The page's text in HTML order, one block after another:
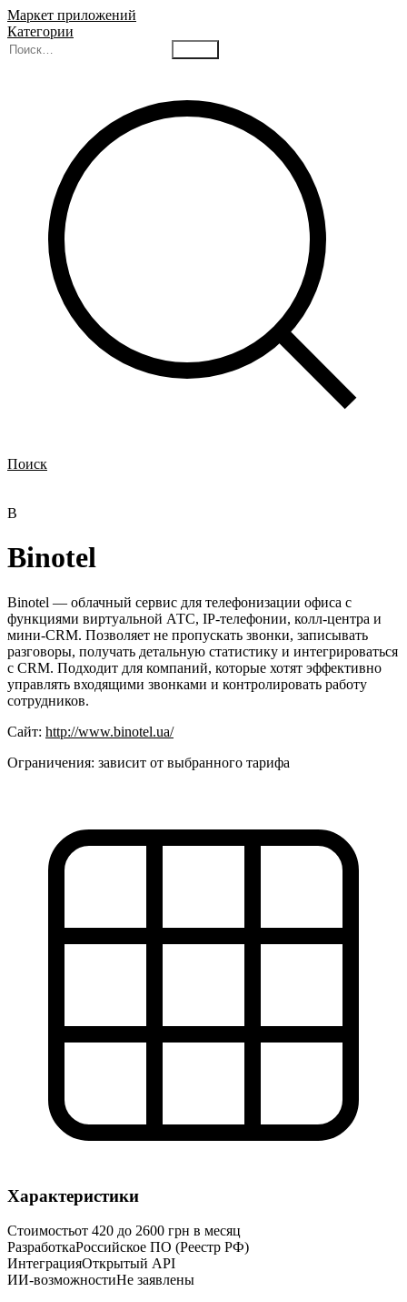
Маркет приложений
Категории
Поиск
B
Binotel
Binotel — облачный сервис для телефонизации офиса с
функциями виртуальной АТС, IP-телефонии, колл-центра и
мини-CRM. Позволяет не пропускать звонки, записывать
разговоры, получать детальную статистику и интегрироваться
с CRM. Подходит для компаний, которые хотят эффективно
управлять входящими звонками и контролировать работу
сотрудников.
Сайт: http://www.binotel.ua/
Ограничения: зависит от выбранного тарифа
Характеристики
Стоимостьот 420 до 2600 грн в месяц
РазработкаРоссийское ПО (Реестр РФ)
ИнтеграцияОткрытый API
ИИ-возможностиНе заявлены